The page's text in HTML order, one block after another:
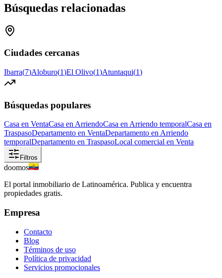
Búsquedas relacionadas
Ciudades cercanas
Ibarra(7)Aloburo(1)El Olivo(1)Atuntaqui(1)
Búsquedas populares
Casa en VentaCasa en ArriendoCasa en Arriendo temporalCasa en
TraspasoDepartamento en VentaDepartamento en Arriendo
temporalDepartamento en TraspasoLocal comercial en Venta
Filtros
doomos
El portal inmobiliario de Latinoamérica. Publica y encuentra
propiedades gratis.
Empresa
Contacto
Blog
Términos de uso
Política de privacidad
Servicios promocionales